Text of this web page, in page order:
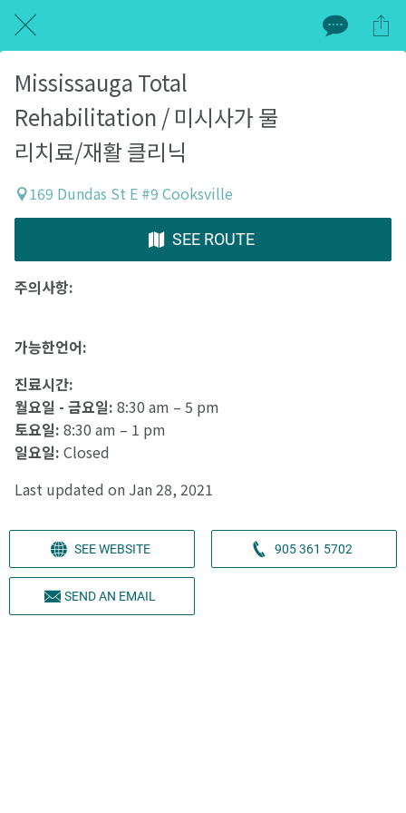
Mississauga Total
Rehabilitation / 미시사가 물
리치료/재활 클리닉
169 Dundas St E #9 Cooksville
SEE ROUTE
주의사항:
가능한언어:
진료시간:
월요일 - 금요일: 8:30 am – 5 pm
토요일: 8:30 am – 1 pm
일요일: Closed
Last updated on Jan 28, 2021
SEE WEBSITE 905 361 5702
SEND AN EMAIL